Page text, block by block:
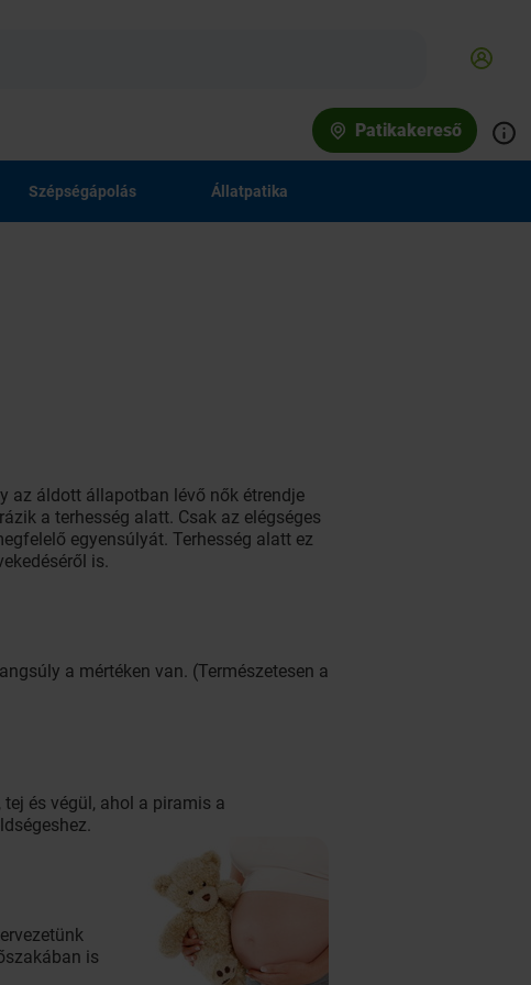
Patikakereső
Szépségápolás Állatpatika
az áldott állapotban lévő nők étrendje
a terhesség alatt. Csak az elégséges
egyensúlyát. Terhesség alatt ez
is.
a mértéken van. (Természetesen a
és végül, ahol a piramis a
is